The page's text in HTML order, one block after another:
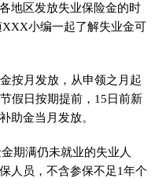
地区发放失业保险金的时
小编一起了解失业金可
按月发放，从申领之月起
假日按期提前，15日前新
助金当月发放。
期满仍未就业的失业人
人员，不含参保不足1年个